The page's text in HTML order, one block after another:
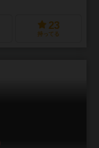
23
持ってる